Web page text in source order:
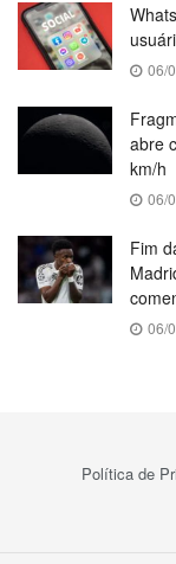
06/
abre
km/h
06/
Fim
06/
Política de